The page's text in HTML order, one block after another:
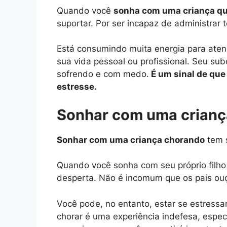
Quando você sonha com uma criança
suportar. Por ser incapaz de
Está consumindo muita energia para
sua vida pessoal ou profissional. Seu
sofrendo e com medo. É um sinal de
estresse.
Sonhar com uma
Sonhar com uma criança chorando tem
Quando você sonha com seu próprio
desperta. Não é incomum que os pais
Você pode, no entanto, estar se
chorar é uma experiência indefesa,